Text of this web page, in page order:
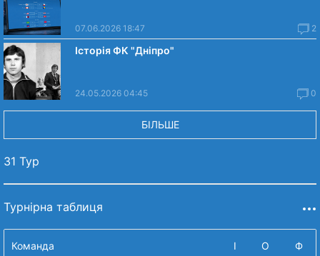
07.06.2026 18:47 2
Історія ФК "Дніпро"
24.05.2026 04:45 0
БІЛЬШЕ
31 Тур
Турнірна таблиця
Команда І О Ф